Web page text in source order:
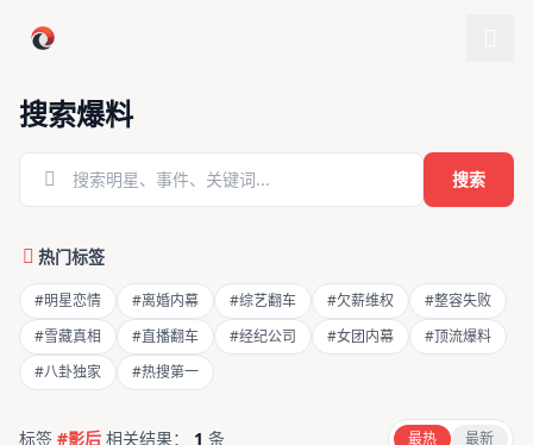
搜索爆料
搜索
热门标签
#明星恋情 #离婚内幕 #综艺翻车 #欠薪维权
#整容失败
#雪藏真相
#直播翻车 #经纪公司 #女团内幕
#顶流爆料
#八卦独家
#热搜第一
标签 #影后 相关结果： 1 条 最热 最新